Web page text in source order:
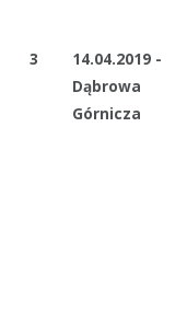
3
14.04.2019 -
Dąbrowa
Górnicza